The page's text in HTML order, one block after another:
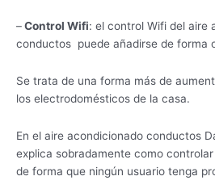
–Control Wifi: el control Wifi del aire
conductos puede añadirse de forma
Se trata de una forma más de
los electrodomésticos de la casa.
En el aire acondicionado conductos
explica sobradamente como
de forma que ningún usuario tenga